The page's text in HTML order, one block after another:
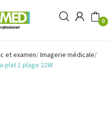
0
et examen Imagerie médicale
plat 1 plage 22W